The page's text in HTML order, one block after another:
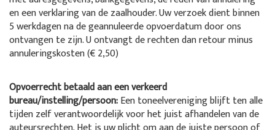
en een verklaring van de zaalhouder. Uw verzoek dient binnen
5 werkdagen na de geannuleerde opvoerdatum door ons
ontvangen te zijn. U ontvangt de rechten dan retour minus
annuleringskosten (€ 2,50)
Opvoerrecht betaald aan een verkeerd
bureau/instelling/persoon:Een toneelvereniging blijft ten alle
tijden zelf verantwoordelijk voor het juist afhandelen van de